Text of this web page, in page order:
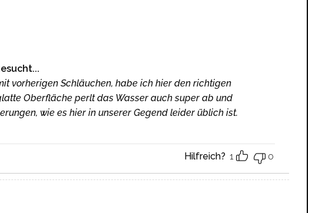
vorherigen Schläuchen, habe ich hier den richtigen
Oberfläche perlt das Wasser auch super ab und
wie es hier in unserer Gegend leider üblich ist.
Hilfreich? 1 0